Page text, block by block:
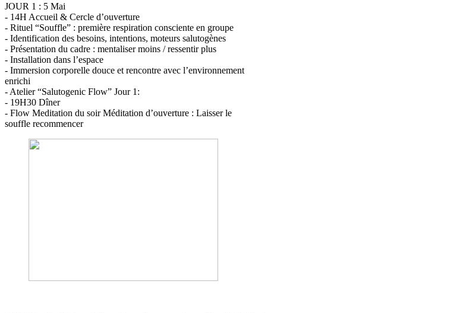
JOUR 1 : 5 Mai
- 14H Accueil & Cercle d’ouverture
- Rituel “Souffle” : première respiration consciente en groupe
- Identification des besoins, intentions, moteurs salutogènes
- Présentation du cadre : mentaliser moins / ressentir plus
- Installation dans l’espace
- Immersion corporelle douce et rencontre avec l’environnement
enrichi
- Atelier “Salutogenic Flow” Jour 1:
- 19H30 Dîner
- Flow Meditation du soir Méditation d’ouverture : Laisser le
souffle recommencer